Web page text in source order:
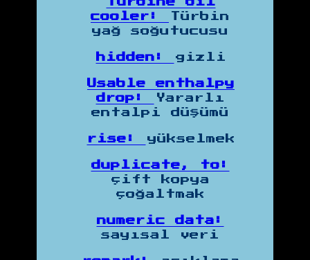
Turbine oil
cooler:
Türbin
yağ soğutucusu
hidden: gizli
Usable enthalpy
drop:
Yararlı
entalpi düşümü
rise: yükselmek
duplicate, to:
çift kopya
çoğaltmak
numeric data:
sayısal veri